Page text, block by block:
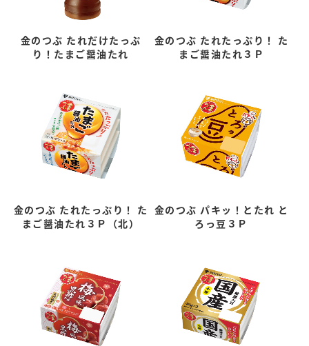
金のつぶ たれだけたっぷ
り！たまご醤油たれ
金のつぶ たれたっぷり！ た
まご醤油たれ３Ｐ
金のつぶ たれたっぷり！ た
まご醤油たれ３Ｐ（北）
金のつぶ パキッ！とたれ と
ろっ豆３Ｐ